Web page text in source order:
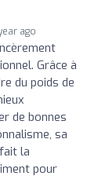
ago
Grâce à
du poids de
de bonnes
sa
la
pour